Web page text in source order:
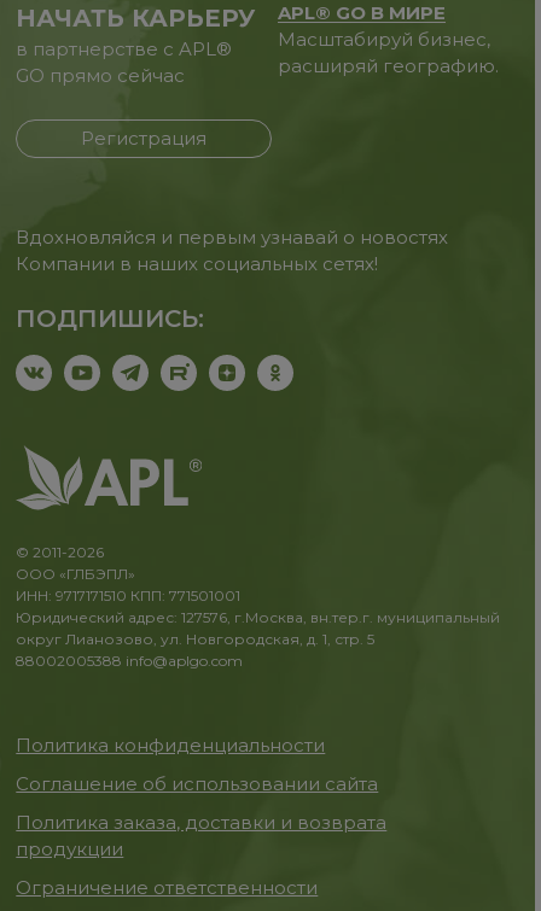
НАЧАТЬ КАРЬЕРУ
в партнерстве с APL®
GO прямо сейчас
Регистрация
APL® GO В МИРЕ
Масштабируй бизнес,
расширяй географию.
Вдохновляйся и первым узнавай о новостях
Компании в наших социальных сетях!
ПОДПИШИСЬ:
© 2011-2026
ООО «ГЛБЭПЛ»
ИНН: 9717171510 КПП: 771501001
Юридический адрес: 127576, г.Москва, вн.тер.г. муниципальный
округ Лианозово, ул. Новгородская, д. 1, стр. 5
88002005388 info@aplgo.com
Политика конфиденциальности
Соглашение об использовании сайта
Политика заказа, доставки и возврата
продукции
Ограничение ответственности